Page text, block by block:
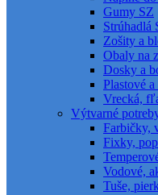
Gumy SZ
Strúhadlá
Zošity a
Obaly na
Dosky a
Plastové
Vrecká,
Výtvarné
Farbičky,
Fixky,
Vodové,
Tuše,